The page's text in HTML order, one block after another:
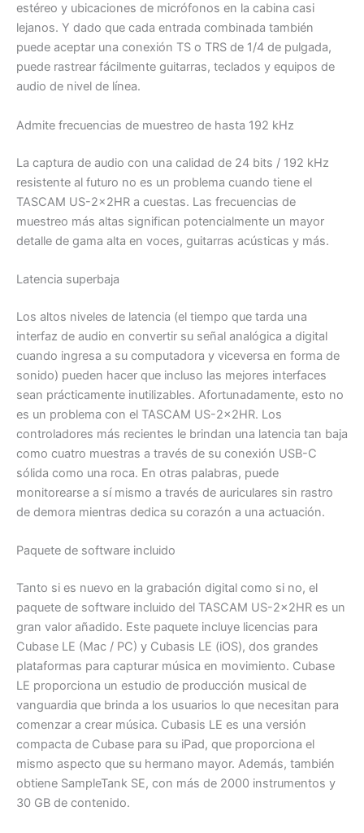
estéreo y ubicaciones de micrófonos en la cabina casi
lejanos. Y dado que cada entrada combinada también
puede aceptar una conexión TS o TRS de 1/4 de pulgada,
puede rastrear fácilmente guitarras, teclados y equipos de
audio de nivel de línea.
Admite frecuencias de muestreo de hasta 192 kHz
La captura de audio con una calidad de 24 bits / 192 kHz
resistente al futuro no es un problema cuando tiene el
TASCAM US-2x2HR a cuestas. Las frecuencias de
muestreo más altas significan potencialmente un mayor
detalle de gama alta en voces, guitarras acústicas y más.
Latencia superbaja
Los altos niveles de latencia (el tiempo que tarda una
interfaz de audio en convertir su señal analógica a digital
cuando ingresa a su computadora y viceversa en forma de
sonido) pueden hacer que incluso las mejores interfaces
sean prácticamente inutilizables. Afortunadamente, esto no
es un problema con el TASCAM US-2x2HR. Los
controladores más recientes le brindan una latencia tan baja
como cuatro muestras a través de su conexión USB-C
sólida como una roca. En otras palabras, puede
monitorearse a sí mismo a través de auriculares sin rastro
de demora mientras dedica su corazón a una actuación.
Paquete de software incluido
Tanto si es nuevo en la grabación digital como si no, el
paquete de software incluido del TASCAM US-2x2HR es un
gran valor añadido. Este paquete incluye licencias para
Cubase LE (Mac / PC) y Cubasis LE (iOS), dos grandes
plataformas para capturar música en movimiento. Cubase
LE proporciona un estudio de producción musical de
vanguardia que brinda a los usuarios lo que necesitan para
comenzar a crear música. Cubasis LE es una versión
compacta de Cubase para su iPad, que proporciona el
mismo aspecto que su hermano mayor. Además, también
obtiene SampleTank SE, con más de 2000 instrumentos y
30 GB de contenido.